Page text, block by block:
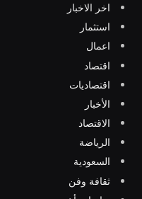
اخر الاخبار
استثمار
اعمال
اقتصاد
اقتصاديات
الأخبار
الاقتصاد
الرياضة
السعودية
ثقافة وفن